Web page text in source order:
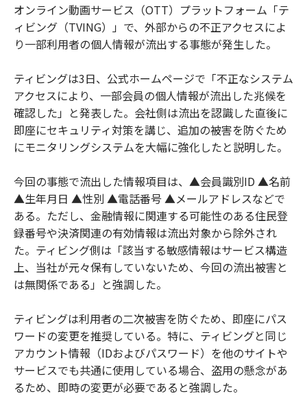
オンライン動画サービス（OTT）プラットフォーム「テ
ィビング（TVING）」で、外部からの不正アクセスによ
り一部利用者の個人情報が流出する事態が発生した。
ティビングは3日、公式ホームページで「不正なシステム
アクセスにより、一部会員の個人情報が流出した兆候を
確認した」と発表した。会社側は流出を認識した直後に
即座にセキュリティ対策を講じ、追加の被害を防ぐため
にモニタリングシステムを大幅に強化したと説明した。
今回の事態で流出した情報項目は、▲会員識別ID ▲名前
▲生年月日 ▲性別 ▲電話番号 ▲メールアドレスなどで
ある。ただし、金融情報に関連する可能性のある住民登
録番号や決済関連の有効情報は流出対象から除外され
た。ティビング側は「該当する敏感情報はサービス構造
上、当社が元々保有していないため、今回の流出被害と
は無関係である」と強調した。
ティビングは利用者の二次被害を防ぐため、即座にパス
ワードの変更を推奨している。特に、ティビングと同じ
アカウント情報（IDおよびパスワード）を他のサイトや
サービスでも共通に使用している場合、盗用の懸念があ
るため、即時の変更が必要であると強調した。